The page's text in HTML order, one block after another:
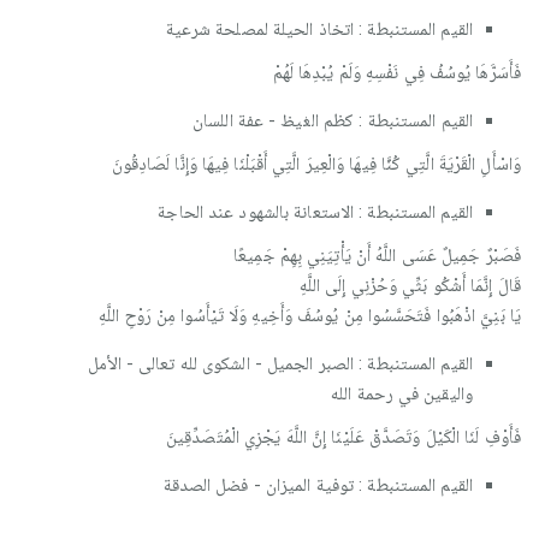
القيم المستنبطة : اتخاذ الحيلة لمصلحة شرعية
فَأَسَرَّهَا يُوسُفُ فِي نَفْسِهِ وَلَمْ يُبْدِهَا لَهُمْ
القيم المستنبطة : كظم الغيظ - عفة اللسان
وَاسْأَلِ الْقَرْيَةَ الَّتِي كُنَّا فِيهَا وَالْعِيرَ الَّتِي أَقْبَلْنَا فِيهَا وَإِنَّا لَصَادِقُونَ
القيم المستنبطة : الاستعانة بالشهود عند الحاجة
فَصَبْرٌ جَمِيلٌ عَسَى اللَّهُ أَنْ يَأْتِيَنِي بِهِمْ جَمِيعًا
قَالَ إِنَّمَا أَشْكُو بَثِّي وَحُزْنِي إِلَى اللَّهِ
يَا بَنِيَّ اذْهَبُوا فَتَحَسَّسُوا مِنْ يُوسُفَ وَأَخِيهِ وَلَا تَيْأَسُوا مِنْ رَوْحِ اللَّهِ
القيم المستنبطة : الصبر الجميل - الشكوى لله تعالى - الأمل
واليقين في رحمة الله
فَأَوْفِ لَنَا الْكَيْلَ وَتَصَدَّقْ عَلَيْنَا إِنَّ اللَّهَ يَجْزِي الْمُتَصَدِّقِينَ
القيم المستنبطة : توفية الميزان - فضل الصدقة